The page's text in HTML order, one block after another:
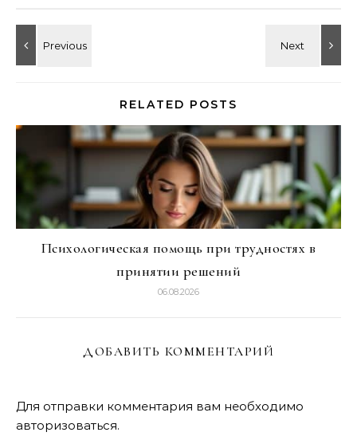
RELATED POSTS
Психологическая помощь при трудностях в
принятии решений
06.08.2026
ДОБАВИТЬ КОММЕНТАРИЙ
Для отправки комментария вам необходимо
авторизоваться.